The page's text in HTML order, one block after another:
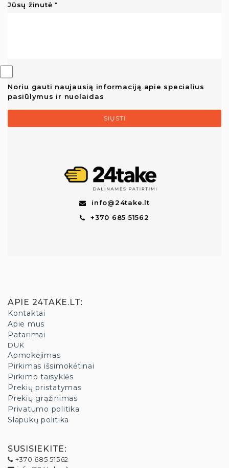
Jūsų žinutė
Noriu gauti naujausią informaciją apie specialius
pasiūlymus ir nuolaidas
SIŲSTI
info@24take.lt
+370 685 51562
APIE 24TAKE.LT:
Kontaktai
Apie mus
Patarimai
DUK
Apmokėjimas
Pirkimas išsimokėtinai
Pirkimo taisyklės
Prekių pristatymas
Prekių grąžinimas
Privatumo politika
Slapukų politika
SUSISIEKITE:
+370 685 51562